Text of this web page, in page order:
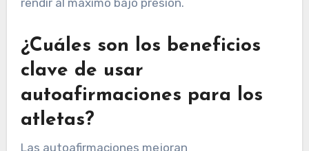
rendir al máximo bajo presión.
¿Cuáles son los beneficios
clave de usar
autoafirmaciones para los
atletas?
Las autoafirmaciones mejoran